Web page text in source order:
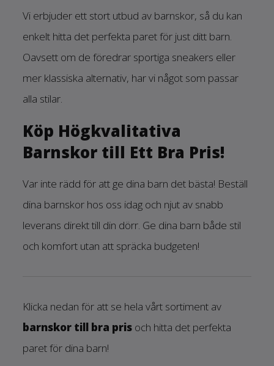
Vi erbjuder ett stort utbud av barnskor, så du kan
enkelt hitta det perfekta paret för just ditt barn.
Oavsett om de föredrar sportiga sneakers eller
mer klassiska alternativ, har vi något som passar
alla stilar.
Köp Högkvalitativa
Barnskor till Ett Bra Pris!
Var inte rädd för att ge dina barn det bästa! Beställ
dina barnskor hos oss idag och njut av snabb
leverans direkt till din dörr. Ge dina barn både stil
och komfort utan att spräcka budgeten!
Klicka nedan för att se hela vårt sortiment av
barnskor till bra pris och hitta det perfekta
paret för dina barn!